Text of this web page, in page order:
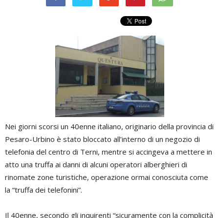
Nei giorni scorsi un 40enne italiano, originario della provincia di
Pesaro-Urbino è stato bloccato all’interno di un negozio di
telefonia del centro di Terni, mentre si accingeva a mettere in
atto una truffa ai danni di alcuni operatori alberghieri di
rinomate zone turistiche, operazione ormai conosciuta come
la “truffa dei telefonini”.
Il 40enne, secondo gli inquirenti “sicuramente con la complicità